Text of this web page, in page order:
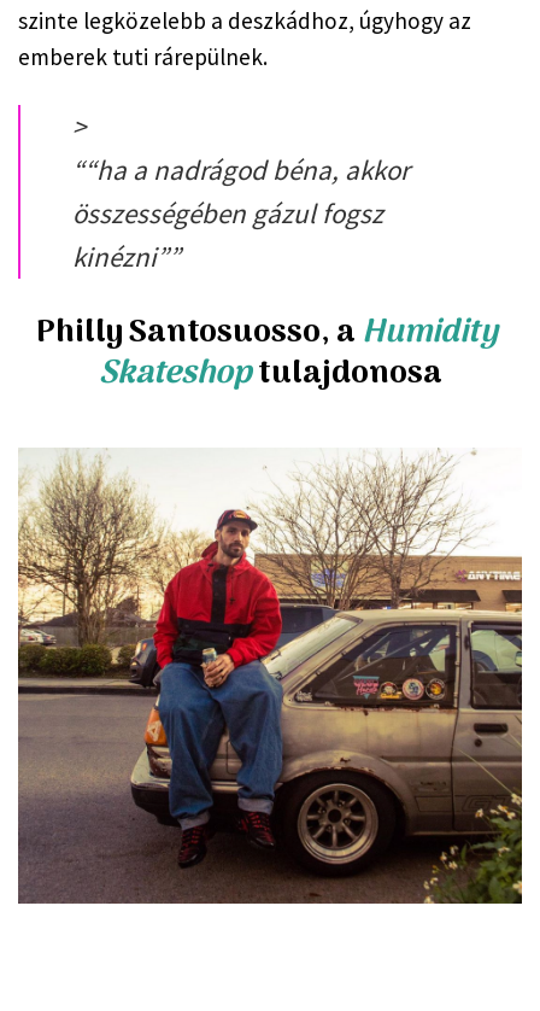
szinte legközelebb a deszkádhoz, úgyhogy az
emberek tuti rárepülnek.
>
““ha a nadrágod béna, akkor
összességében gázul fogsz
kinézni””
Philly Santosuosso, a Humidity
Skateshop tulajdonosa